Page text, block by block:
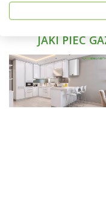
JAKI PIEC